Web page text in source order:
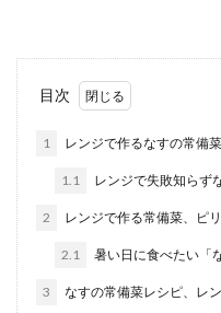
ポ
アイ
はズボ
ッペン
ミン
目次
1 レンジで作るなすの常備
1.1 レンジで失敗知らず
2 レンジで作る常備菜、ピ
2.1 暑い日に食べたい「
3 なすの常備菜レシピ、レ